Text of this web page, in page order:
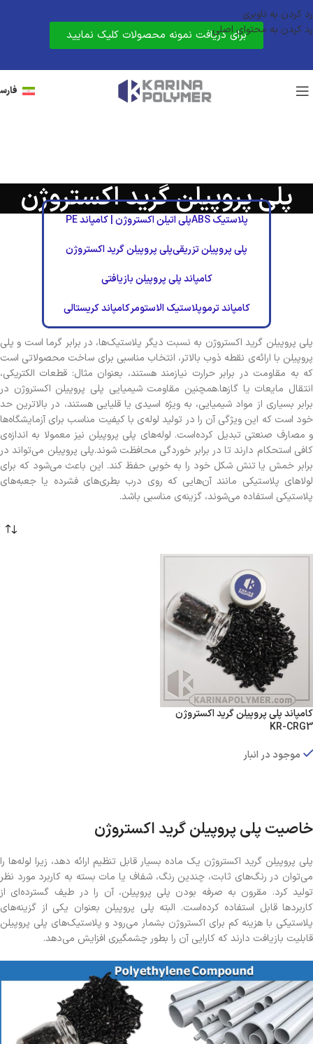
رد کردن به ناوبری
رد کردن به محتوای اصلیبرای دریافت نمونه محصولات کلیک نمایید
پلی پروپیلن گرید اکستروژن
پلاستیک ABS
پلی اتیلن اکستروژن | کامپاند PE
پلی پروپیلن تزریقیپلی پروپیلن گرید اکستروژن
کامپاند پلی پروپیلن بازیافتی
کامپاند ترموپلاستیک الاستومرکامپاند کریستالی
پلی پروپیلن گرید اکستروژن به نسبت دیگر پلاستیک‌ها، در برابر گرما است و پلی
پروپیلن با ارائه‌ی نقطه ذوب بالاتر، انتخاب مناسبی برای ساخت محصولاتی است
که به مقاومت در برابر حرارت نیازمند هستند، بعنوان مثال: قطعات الکتریکی،
انتقال مایعات یا گازها.همچنین مقاومت شیمیایی پلی پروپیلن اکستروژن در
برابر بسیاری از مواد شیمیایی، به ویژه اسیدی یا قلیایی هستند، در بالاترین حد
خود است که این ویژگی آن را در تولید لوله‌ی با کیفیت مناسب برای آزمایشگاه‌ها
و مصارف صنعتی تبدیل کرده‌است. لوله‌های پلی پروپیلن نیز معمولا به اندازه‌ی
کافی استحکام دارند تا در برابر خوردگی محافظت شوند.پلی پروپیلن می‌تواند در
برابر خمش یا تنش شکل خود را به خوبی حفظ کند. این باعث می‌شود که برای
لولاهای پلاستیکی مانند آن‌هایی که روی درب بطری‌های فشرده یا جعبه‌های
پلاستیکی استفاده می‌شوند، گزینه‌ی مناسبی باشد.
کامپاند پلی پروپیلن گرید اکستروژن
KR-CRG3
موجود در انبار
خاصیت پلی پروپیلن گرید اکستروژن
پلی پروپیلن گرید اکستروژن یک ماده بسیار قابل تنظیم ارائه دهد، زیرا لوله‌ها را
می‌توان در رنگ‌های ثابت، چندین رنگ، شفاف یا مات بسته به کاربرد مورد نظر
تولید کرد. مقرون به صرفه بودن پلی پروپیلن، آن را در طیف گسترده‌ای از
کاربردها قابل استفاده کرده‌است. البته پلی پروپیلن بعنوان یکی از گزینه‌های
پلاستیکی با هزینه کم برای اکستروژن بشمار می‌رود و پلاستیک‌های پلی پروپیلن
قابلیت بازیافت دارند که کارایی آن را بطور چشمگیری افزایش می‌دهد.